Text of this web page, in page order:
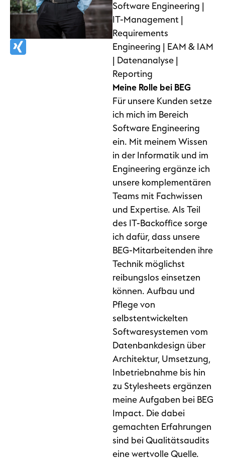
Software Engineering |
IT-Management |
Requirements
Engineering | EAM & IAM
| Datenanalyse |
Reporting
Meine Rolle bei BEG
Für unsere Kunden setze
ich mich im Bereich
Software Engineering
ein. Mit meinem Wissen
in der Informatik und im
Engineering ergänze ich
unsere komplementären
Teams mit Fachwissen
und Expertise. Als Teil
des IT-Backoffice sorge
ich dafür, dass unsere
BEG-Mitarbeitenden ihre
Technik möglichst
reibungslos einsetzen
können. Aufbau und
Pflege von
selbstentwickelten
Softwaresystemen vom
Datenbankdesign über
Architektur, Umsetzung,
Inbetriebnahme bis hin
zu Stylesheets ergänzen
meine Aufgaben bei BEG
Impact. Die dabei
gemachten Erfahrungen
sind bei Qualitätsaudits
eine wertvolle Quelle.